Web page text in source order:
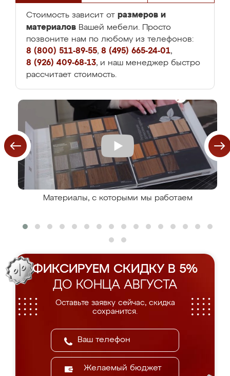
Стоимость зависит от размеров и
материалов Вашей мебели. Просто
позвоните нам по любому из телефонов:
8 (800) 511-89-55, 8 (495) 665-24-01,
8 (926) 409-68-13, и наш менеджер быстро
рассчитает стоимость.
Материалы, с которыми мы работаем
ФИКСИРУЕМ СКИДКУ В 5%
ДО КОНЦА АВГУСТА
Оставьте заявку сейчас, скидка
сохранится.
Желаемый бюджет